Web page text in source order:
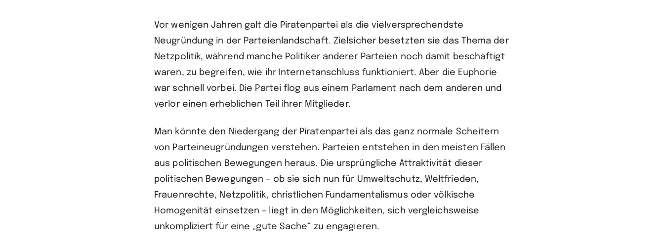
Vor wenigen Jahren galt die Piratenpartei als die vielversprechendste
Neugründung in der Parteienlandschaft. Zielsicher besetzten sie das Thema der
Netzpolitik, während manche Politiker anderer Parteien noch damit beschäftigt
waren, zu begreifen, wie ihr Internetanschluss funktioniert. Aber die Euphorie
war schnell vorbei. Die Partei flog aus einem Parlament nach dem anderen und
verlor einen erheblichen Teil ihrer Mitglieder.
Man könnte den Niedergang der Piratenpartei als das ganz normale Scheitern
von Parteineugründungen verstehen. Parteien entstehen in den meisten Fällen
aus politischen Bewegungen heraus. Die ursprüngliche Attraktivität dieser
politischen Bewegungen – ob sie sich nun für Umweltschutz, Weltfrieden,
Frauenrechte, Netzpolitik, christlichen Fundamentalismus oder völkische
Homogenität einsetzen – liegt in den Möglichkeiten, sich vergleichsweise
unkompliziert für eine „gute Sache“ zu engagieren.